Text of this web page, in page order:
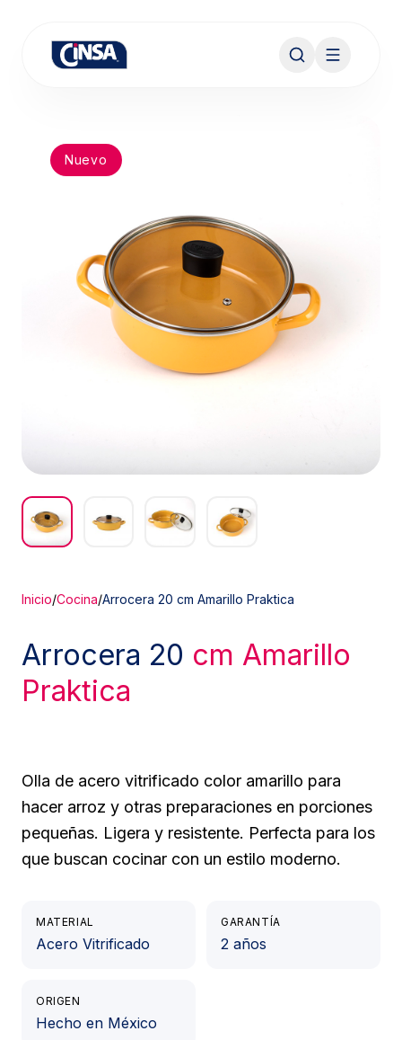
Nuevo
Inicio/Cocina/Arrocera 20 cm Amarillo Praktica
Arrocera 20 cm Amarillo
Praktica
Olla de acero vitrificado color amarillo para
hacer arroz y otras preparaciones en porciones
pequeñas. Ligera y resistente. Perfecta para los
que buscan cocinar con un estilo moderno.
MATERIAL
Acero Vitrificado
GARANTÍA
2 años
ORIGEN
Hecho en México